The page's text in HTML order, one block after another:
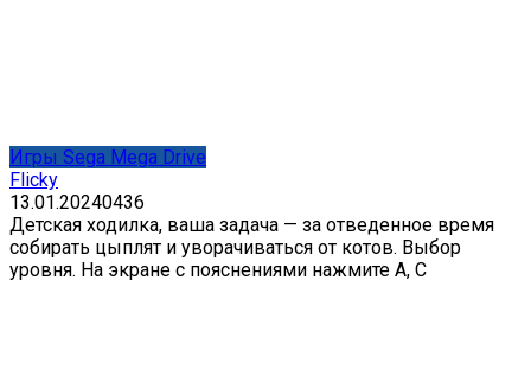
Игры Sega Mega Drive
Flicky
13.01.20240436
Детская ходилка, ваша задача — за отведенное время
собирать цыплят и уворачиваться от котов. Выбор
уровня. На экране с пояснениями нажмите А, С